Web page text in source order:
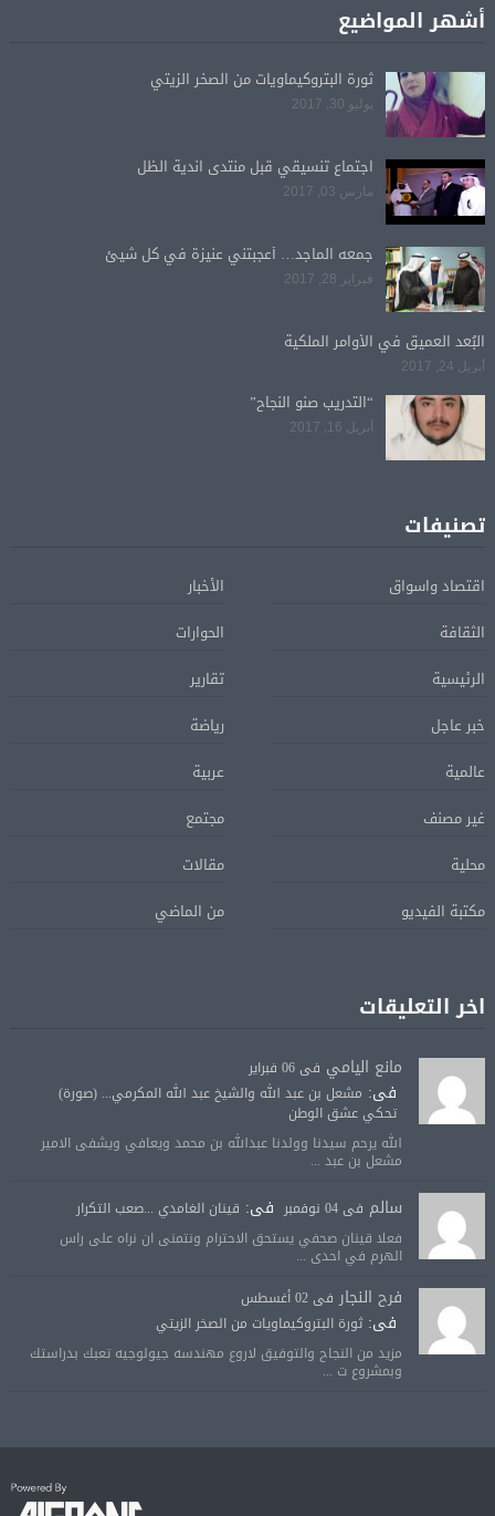
أشهر المواضيع
ثورة البتروكيماويات من الصخر الزيتي
يوليو 30, 2017
اجتماع تنسيقي قبل منتدى اندية الظل
مارس 03, 2017
جمعه الماجد… أعجبتني عنيزة في كل شيئ
فبراير 28, 2017
البُعد العميق في الأوامر الملكية
أبريل 24, 2017
“التدريب صنو النجاح”
أبريل 16, 2017
تصنيفات
اقتصاد واسواق
الأخبار
الثقافة
الحوارات
الرئيسية
تقارير
خبر عاجل
رياضة
عالمية
عربية
غير مصنف
مجتمع
محلية
مقالات
مكتبة الفيديو
من الماضي
اخر التعليقات
مانع اليامي فى 06 فبراير
فى: مشعل بن عبد الله والشيخ عبد الله المكرمي... (صورة)
تحكي عشق الوطن
الله يرحم سيدنا وولدنا عبدالله بن محمد ويعافي ويشفى الامير
مشعل بن عبد ...
سالم فى 04 نوفمبر فى: قينان الغامدي ...صعب التكرار
فعلا قينان صحفي يستحق الاحترام ونتمنى ان نراه على راس
الهرم في احدى ...
فرح النجار فى 02 أغسطس
فى:ثورة البتروكيماويات من الصخر الزيتي
مزيد من النجاح والتوفيق لاروع مهندسه جيولوجيه تعبك بدراستك
وبمشروع ت ...